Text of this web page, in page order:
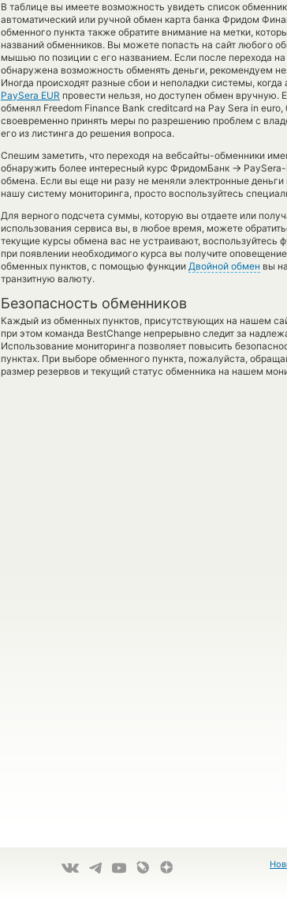
В таблице вы имеете возможность увидеть список
автоматический или ручной обмен карта банка Фридом
обменного пункта также обратите внимание на метки,
названий обменников. Вы можете попасть на сайт любого
мышью по позиции с его названием. Если после перехода
обнаружена возможность обменять деньги, рекомендуем
Иногда происходят разные сбои и неполадки системы,
PaySera EUR провести нельзя, но доступен обмен
обменял Freedom Finance Bank creditcard на Pay Sera in
своевременно принять меры по разрешению проблем с
его из листинга до решения вопроса.
Спешим заметить, что переходя на вебсайты-обменники
обнаружить более интересный курс ФридомБанк →
обмена. Если вы еще ни разу не меняли электронные
нашу систему мониторинга, просто воспользуйтесь
Для верного подсчета суммы, которую вы отдаете или
использования сервиса вы, в любое время, можете
текущие курсы обмена вас не устраивают, воспользуйтесь
при появлении необходимого курса вы получите
обменных пунктов, с помощью функции Двойной обмен вы
транзитную валюту.
Безопасность обменников
Каждый из обменных пунктов, присутствующих на нашем
при этом команда BestChange непрерывно следит за
Использование мониторинга позволяет повысить
пунктах. При выборе обменного пункта, пожалуйста,
размер резервов и текущий статус обменника на нашем